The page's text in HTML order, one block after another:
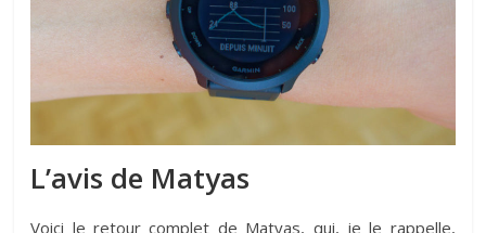
L’avis de Matyas
Voici le retour complet de Matyas, qui, je le rappelle,